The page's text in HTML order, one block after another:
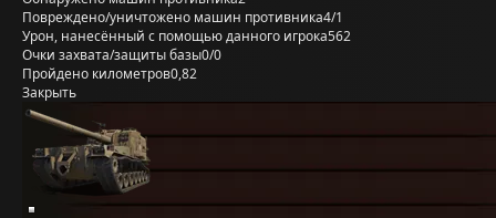
Повреждено/уничтожено машин противника4/1
Урон, нанесённый с помощью данного игрока562
Очки захвата/защиты базы0/0
Пройдено километров0,82
Закрыть